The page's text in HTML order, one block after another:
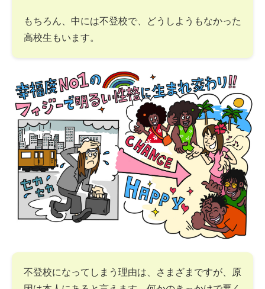
もちろん、中には不登校で、どうしようもなかった
高校生もいます。
不登校になってしまう理由は、さまざまですが、原